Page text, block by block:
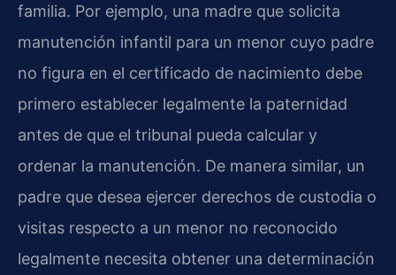
familia. Por ejemplo, una madre que solicita
manutención infantil para un menor cuyo padre
no figura en el certificado de nacimiento debe
primero establecer legalmente la paternidad
antes de que el tribunal pueda calcular y
ordenar la manutención. De manera similar, un
padre que desea ejercer derechos de custodia o
visitas respecto a un menor no reconocido
legalmente necesita obtener una determinación